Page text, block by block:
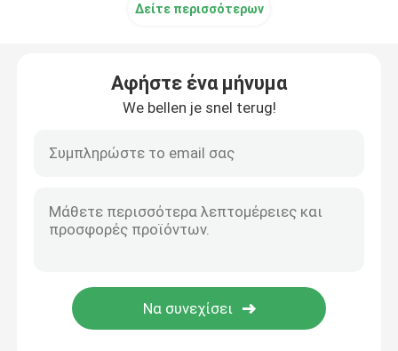
Δείτε περισσότερων
Αφήστε ένα μήνυμα
We bellen je snel terug!